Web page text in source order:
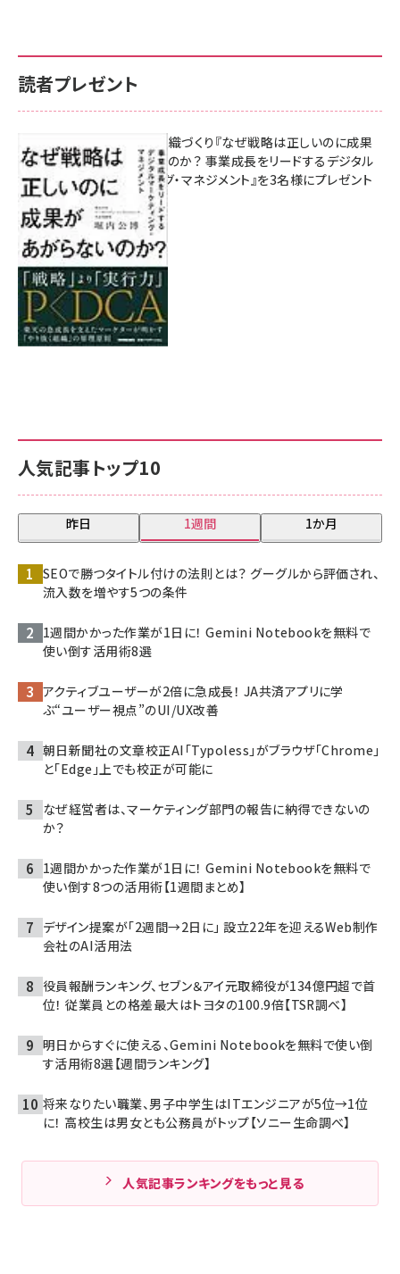
人気記事トップ10
昨日 1週間 1か月
SEOで勝つタイトル付けの法則とは？ グーグルから評価され、
流入数を増やす5つの条件
1週間かかった作業が1日に！ Gemini Notebookを無料で
使い倒す活用術8選
アクティブユーザーが2倍に急成長！ JA共済アプリに学
ぶ“ユーザー視点”のUI/UX改善
朝日新聞社の文章校正AI「Typoless」がブラウザ「Chrome」
と「Edge」上でも校正が可能に
なぜ経営者は、マーケティング部門の報告に納得できないの
か？
1週間かかった作業が1日に！ Gemini Notebookを無料で
使い倒す8つの活用術【1週間まとめ】
デザイン提案が「2週間→2日に」 設立22年を迎えるWeb制作
会社のAI活用法
役員報酬ランキング、セブン＆アイ元取締役が134億円超で首
位！ 従業員との格差最大はトヨタの100.9倍【TSR調べ】
明日からすぐに使える、Gemini Notebookを無料で使い倒
す活用術8選【週間ランキング】
将来なりたい職業、男子中学生はITエンジニアが5位→1位
に！ 高校生は男女とも公務員がトップ【ソニー生命調べ】
人気記事ランキングをもっと見る
読者プレゼント
成果を生む組織づくり『なぜ戦略は正しいのに成果
があがらないのか？ 事業成長をリードするデジタル
マーケティング・マネジメント』を3名様にプレゼント
8月7日 10:00